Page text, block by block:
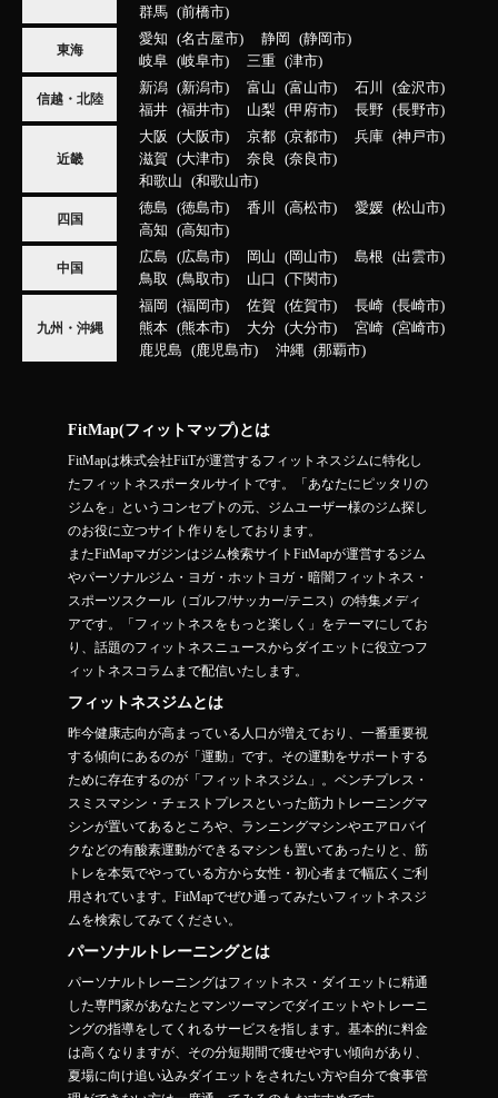
群馬
前橋市
東海
愛知 名古屋市 静岡
静岡市
岐阜
岐阜市 三重 津市
信越・北陸
新潟 新潟市 富山 富山市 石川
金沢市
福井
福井市 山梨 甲府市 長野 長野市
近畿
大阪 大阪市 京都 京都市 兵庫
神戸市
滋賀
大津市 奈良
奈良市
和歌山
和歌山市
四国
徳島 徳島市 香川 高松市 愛媛
松山市
高知
高知市
中国
広島 広島市 岡山 岡山市 島根
出雲市
鳥取
鳥取市 山口 下関市
九州・沖縄
福岡 福岡市 佐賀 佐賀市 長崎
長崎市
熊本
熊本市 大分 大分市 宮崎
宮崎市
鹿児島
鹿児島市 沖縄 那覇市
FitMap(フィットマップ)とは
FitMapは株式会社FiiTが運営するフィットネスジムに特化し
たフィットネスポータルサイトです。「あなたにピッタリの
ジムを」というコンセプトの元、ジムユーザー様のジム探し
のお役に立つサイト作りをしております。
またFitMapマガジンはジム検索サイトFitMapが運営するジム
やパーソナルジム・ヨガ・ホットヨガ・暗闇フィットネス・
スポーツスクール（ゴルフ/サッカー/テニス）の特集メディ
アです。「フィットネスをもっと楽しく」をテーマにしてお
り、話題のフィットネスニュースからダイエットに役立つフ
ィットネスコラムまで配信いたします。
フィットネスジムとは
昨今健康志向が高まっている人口が増えており、一番重要視
する傾向にあるのが「運動」です。その運動をサポートする
ために存在するのが「フィットネスジム」。ベンチプレス・
スミスマシン・チェストプレスといった筋力トレーニングマ
シンが置いてあるところや、ランニングマシンやエアロバイ
クなどの有酸素運動ができるマシンも置いてあったりと、筋
トレを本気でやっている方から女性・初心者まで幅広くご利
用されています。FitMapでぜひ通ってみたいフィットネスジ
ムを検索してみてください。
パーソナルトレーニングとは
パーソナルトレーニングはフィットネス・ダイエットに精通
した専門家があなたとマンツーマンでダイエットやトレーニ
ングの指導をしてくれるサービスを指します。基本的に料金
は高くなりますが、その分短期間で痩せやすい傾向があり、
夏場に向け追い込みダイエットをされたい方や自分で食事管